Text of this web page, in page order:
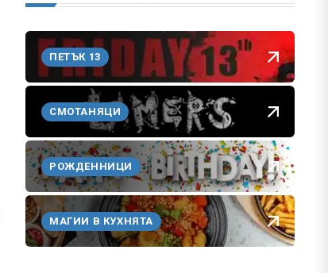
ПЕТЪК 13
СМОТАНЯЦИ
РОЖДЕННИЦИ
МАГИИ В КУХНЯТА